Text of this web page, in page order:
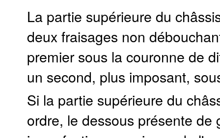
La partie supérieure du
deux fraisages non
premier sous la couronne de
un second, plus imposant,
Si la partie supérieure du
ordre, le dessous présente de